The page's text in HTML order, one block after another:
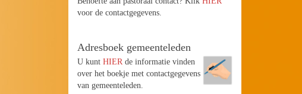
voor de contactgegevens.
Adresboek gemeenteleden
U kuntHIER de informatie vinden
over het boekje met contactgegevens
van gemeenteleden.